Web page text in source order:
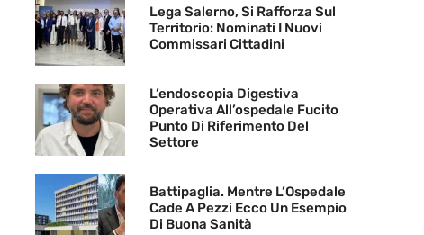
Lega Salerno, Si Rafforza Sul
Territorio: Nominati I Nuovi
Commissari Cittadini
L’endoscopia Digestiva
Operativa All’ospedale Fucito
Punto Di Riferimento Del
Settore
Battipaglia. Mentre L’Ospedale
Cade A Pezzi Ecco Un Esempio
Di Buona Sanità